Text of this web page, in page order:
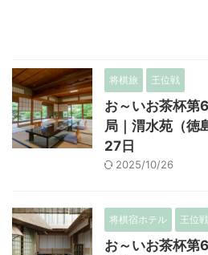
将棋旅 王位戦
お～いお茶杯第
局｜渭水苑（
27日
2025/10/26
将棋宿ホテル 王位戦
お～いお茶杯第